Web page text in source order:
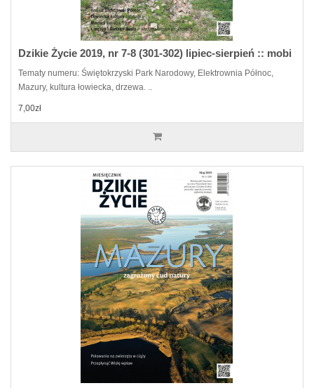
Dzikie Życie 2019, nr 7-8 (301-302) lipiec-sierpień :: mobi
Tematy numeru: Świętokrzyski Park Narodowy, Elektrownia Północ,
Mazury, kultura łowiecka, drzewa. ..
7,00zł